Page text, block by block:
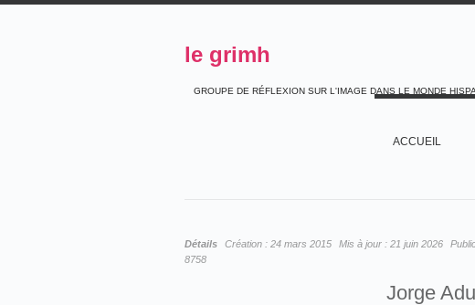
le grimh
GROUPE DE RÉFLEXION SUR L'IMAGE DANS LE MONDE
ACCUEIL
Détails Création : 24 mars 2015 Mis à jour : 21 juin 2026
8758
Jorge